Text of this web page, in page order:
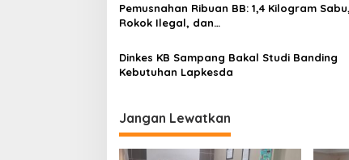
Pemusnahan Ribuan BB: 1,4 Kilogram
Rokok Ilegal, dan…
Dinkes KB Sampang Bakal Studi Banding
Kebutuhan Lapkesda
Jangan Lewatkan